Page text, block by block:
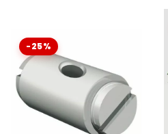
-25%